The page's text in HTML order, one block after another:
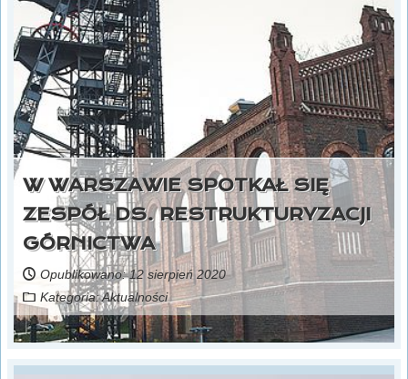
W WARSZAWIE SPOTKAŁ SIĘ
ZESPÓŁ DS. RESTRUKTURYZACJI
GÓRNICTWA
Opublikowano: 12 sierpień 2020
Kategoria:Aktualności